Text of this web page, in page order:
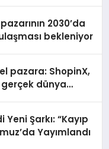
2030’da
bekleniyor
pazara: ShopinX,
dünya
Şarkı: “Kayıp
Yayımlandı